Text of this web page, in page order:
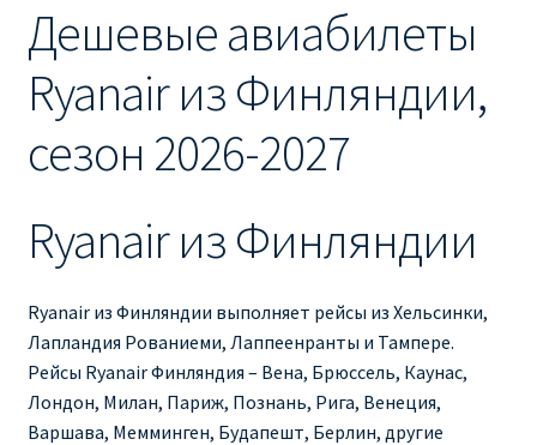
Ryanair изменения
Ryanair изменить дату
Ryanair изменить фамилию
Ryanair Испания
RYANAIR КУПИТЬ БИЛЕТЫ ENGLISH
Ryanair направления, акции
Дешевые авиабилеты
Ryanair из Финляндии,
сезон 2026-2027
Ryanair из Финляндии
Ryanair из Финляндии выполняет рейсы из Хельсинки,
Лапландия Рованиеми, Лаппеенранты и Тампере.
Рейсы Ryanair Финляндия – Вена, Брюссель, Каунас,
Лондон, Милан, Париж, Познань, Рига, Венеция,
Варшава, Мемминген, Будапешт, Берлин, другие